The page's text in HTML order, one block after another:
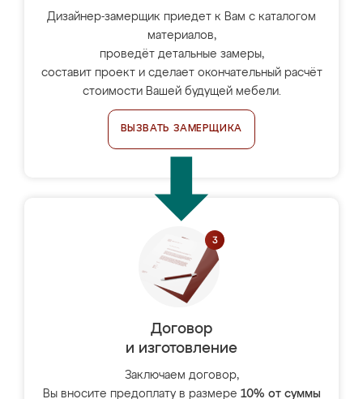
Дизайнер-замерщик приедет к Вам с каталогом
материалов,
проведёт детальные замеры,
составит проект и сделает окончательный расчёт
стоимости Вашей будущей мебели.
ВЫЗВАТЬ ЗАМЕРЩИКА
Договор
и изготовление
Заключаем договор,
Вы вносите предоплату в размере 10% от суммы